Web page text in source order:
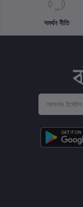
সমর্থন নীতি